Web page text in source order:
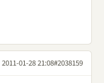
2011-01-28 21:08#2038159